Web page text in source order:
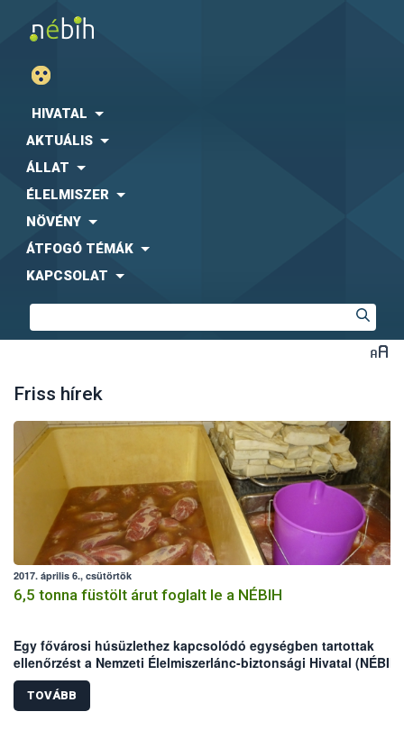
HIVATAL
AKTUÁLIS
ÁLLAT
ÉLELMISZER
NÖVÉNY
ÁTFOGÓ TÉMÁK
KAPCSOLAT
Friss hírek
2017. április 6., csütörtök
6,5 tonna füstölt árut foglalt le a NÉBIH
Egy fővárosi húsüzlethez kapcsolódó egységben tartottak
ellenőrzést a Nemzeti Élelmiszerlánc-biztonsági Hivatal (NÉBIH)
szakemberei. A helyszínen mintegy 6,5 tonna nem nyomon
követhető terméket foglaltak le az ellenőrök, valamint – többek
között higiéniai problémák miatt – felfüggesztették az egység
TOVÁBB